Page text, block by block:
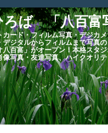
ば 「八百富
ード・フィルム写真・デジカ
デジタルからフィルムまで写
百富」がオープン！本格スタ
写真・友達写真、ハイクオリ